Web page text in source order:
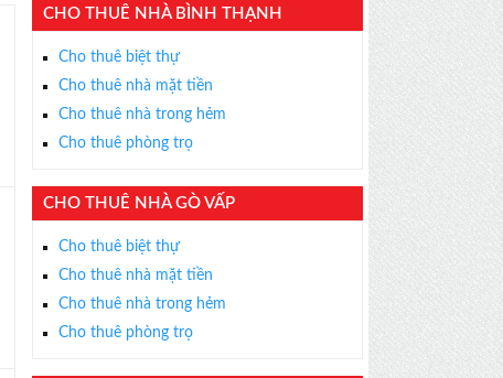
CHO THUÊ NHÀ BÌNH THẠNH
Cho thuê biệt thự
Cho thuê nhà mặt tiền
Cho thuê nhà trong hẻm
Cho thuê phòng trọ
CHO THUÊ NHÀ GÒ VẤP
Cho thuê biệt thự
Cho thuê nhà mặt tiền
Cho thuê nhà trong hẻm
Cho thuê phòng trọ